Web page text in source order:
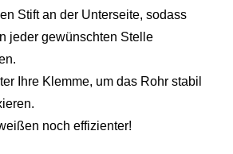
Stift an der Unterseite, sodass
jeder gewünschten Stelle
Ihre Klemme, um das Rohr stabil
noch effizienter!